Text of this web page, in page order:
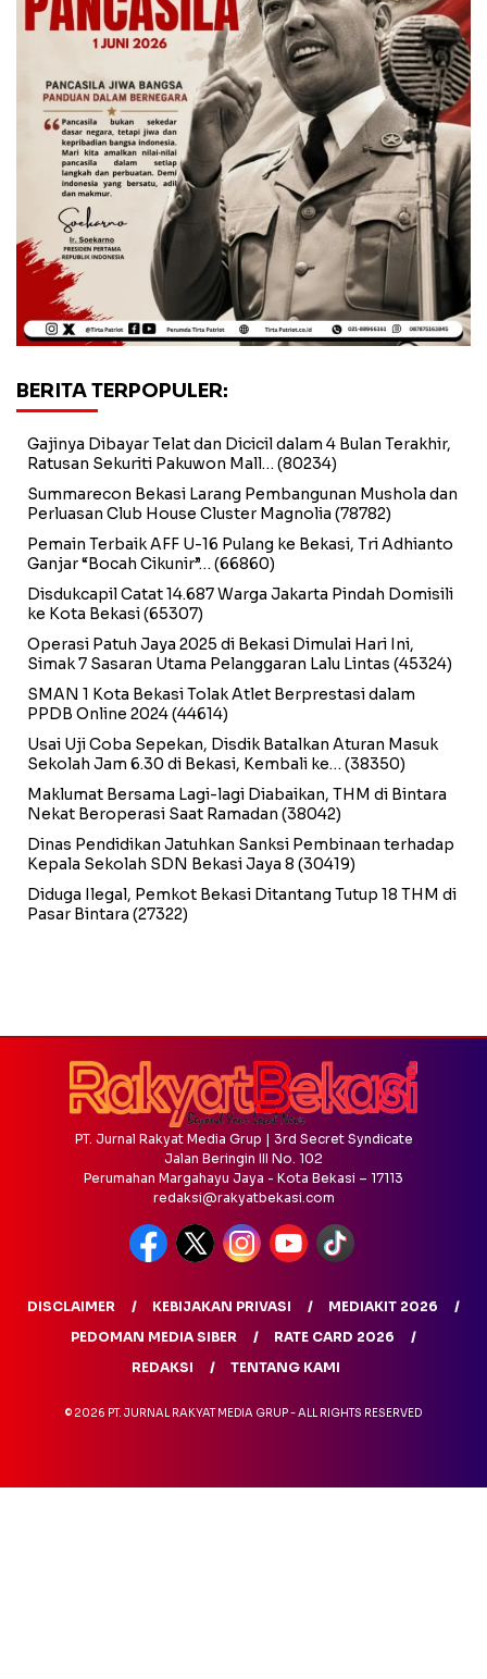
BERITA TERPOPULER:
Gajinya Dibayar Telat dan Dicicil dalam 4 Bulan Terakhir,
Ratusan Sekuriti Pakuwon Mall… (80234)
Summarecon Bekasi Larang Pembangunan Mushola dan
Perluasan Club House Cluster Magnolia (78782)
Pemain Terbaik AFF U-16 Pulang ke Bekasi, Tri Adhianto
Ganjar “Bocah Cikunir”… (66860)
Disdukcapil Catat 14.687 Warga Jakarta Pindah Domisili
ke Kota Bekasi(65307)
Operasi Patuh Jaya 2025 di Bekasi Dimulai Hari Ini,
Simak 7 Sasaran Utama Pelanggaran Lalu Lintas (45324)
SMAN 1 Kota Bekasi Tolak Atlet Berprestasi dalam
PPDB Online 2024(44614)
Usai Uji Coba Sepekan, Disdik Batalkan Aturan Masuk
Sekolah Jam 6.30 di Bekasi, Kembali ke… (38350)
Maklumat Bersama Lagi-lagi Diabaikan, THM di Bintara
Nekat Beroperasi Saat Ramadan (38042)
Dinas Pendidikan Jatuhkan Sanksi Pembinaan terhadap
Kepala Sekolah SDN Bekasi Jaya 8 (30419)
Diduga Ilegal, Pemkot Bekasi Ditantang Tutup 18 THM di
Pasar Bintara (27322)
PT. Jurnal Rakyat Media Grup | 3rd Secret Syndicate
Jalan Beringin III No. 102
Perumahan Margahayu Jaya - Kota Bekasi – 17113
redaksi@rakyatbekasi.com
DISCLAIMER KEBIJAKAN PRIVASI
MEDIAKIT 2026
PEDOMAN MEDIA SIBER
RATE CARD 2026
REDAKSI
TENTANG KAMI
© 2026 PT. JURNAL RAKYAT MEDIA GRUP - ALL RIGHTS RESERVED